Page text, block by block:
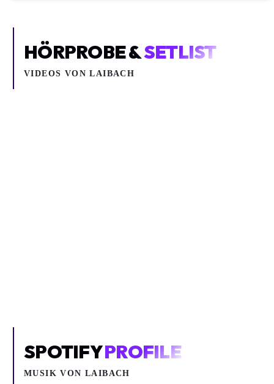
HÖRPROBE &SETLIST
VIDEOS VONLAIBACH
SPOTIFYPROFILE
MUSIK VONLAIBACH